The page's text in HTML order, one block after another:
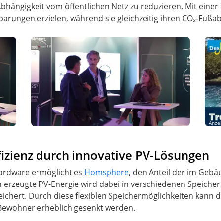
vom öffentlichen Netz zu reduzieren. Mit
erzielen, während sie gleichzeitig ihren CO₂-
durch innovative PV-Lösungen
ermöglicht es Homsphere, den Anteil der im
PV-Energie wird dabei in verschiedenen
Durch diese flexiblen Speichermöglichkeiten kann
erheblich gesenkt werden.